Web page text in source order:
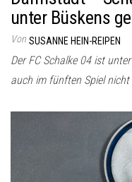
unter Büskens
Von SUSANNE HEIN-REIPEN
Der FC Schalke 04 ist
auch im fünften Spiel